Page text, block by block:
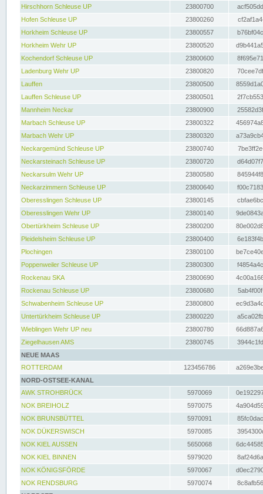
Hirschhorn Schleuse UP
23800700
Hofen Schleuse UP
23800260
Horkheim Schleuse UP
23800557
Horkheim Wehr UP
23800520
Kochendorf Schleuse UP
23800600
Ladenburg Wehr UP
23800820
Lauffen
23800500
Lauffen Schleuse UP
23800501
Mannheim Neckar
23800900
Marbach Schleuse UP
23800322
Marbach Wehr UP
23800320
Neckargemünd Schleuse UP
23800740
Neckarsteinach Schleuse UP
23800720
Neckarsulm Wehr UP
23800580
Neckarzimmern Schleuse UP
23800640
Oberesslingen Schleuse UP
23800145
Oberesslingen Wehr UP
23800140
Obertürkheim Schleuse UP
23800200
Pleidelsheim Schleuse UP
23800400
Plochingen
23800100
Poppenweiler Schleuse UP
23800300
Rockenau SKA
23800690
Rockenau Schleuse UP
23800680
Schwabenheim Schleuse UP
23800800
Untertürkheim Schleuse UP
23800220
Wieblingen Wehr UP neu
23800780
Ziegelhausen AMS
23800745
NEUE MAAS
ROTTERDAM
123456786
NORD-OSTSEE-KANAL
AWK STROHBRÜCK
5970069
NOK BREIHOLZ
5970075
NOK BRUNSBÜTTEL
5970091
NOK DÜKERSWISCH
5970085
NOK KIEL AUSSEN
5650068
NOK KIEL BINNEN
5979020
NOK KÖNIGSFÖRDE
5970067
NOK RENDSBURG
5970074